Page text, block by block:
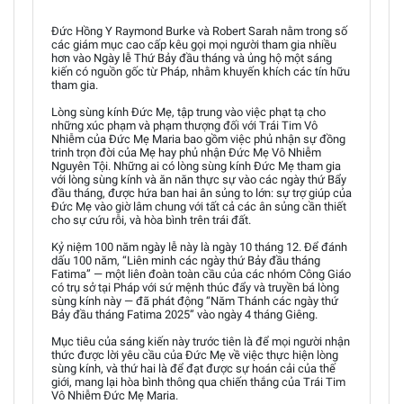
Đức Hồng Y Raymond Burke và Robert Sarah nằm trong số
các giám mục cao cấp kêu gọi mọi người tham gia nhiều
hơn vào Ngày lễ Thứ Bảy đầu tháng và ủng hộ một sáng
kiến có nguồn gốc từ Pháp, nhằm khuyến khích các tín hữu
tham gia.
Lòng sùng kính Đức Mẹ, tập trung vào việc phạt tạ cho
những xúc phạm và phạm thượng đối với Trái Tim Vô
Nhiễm của Đức Mẹ Maria bao gồm việc phủ nhận sự đồng
trinh trọn đời của Mẹ hay phủ nhận Đức Mẹ Vô Nhiễm
Nguyên Tội. Những ai có lòng sùng kính Đức Mẹ tham gia
với lòng sùng kính và ăn năn thực sự vào các ngày thứ Bẩy
đầu tháng, được hứa ban hai ân sủng to lớn: sự trợ giúp của
Đức Mẹ vào giờ lâm chung với tất cả các ân sủng cần thiết
cho sự cứu rỗi, và hòa bình trên trái đất.
Kỷ niệm 100 năm ngày lễ này là ngày 10 tháng 12. Để đánh
dấu 100 năm, “Liên minh các ngày thứ Bảy đầu tháng
Fatima” — một liên đoàn toàn cầu của các nhóm Công Giáo
có trụ sở tại Pháp với sứ mệnh thúc đẩy và truyền bá lòng
sùng kính này — đã phát động “Năm Thánh các ngày thứ
Bảy đầu tháng Fatima 2025” vào ngày 4 tháng Giêng.
Mục tiêu của sáng kiến này trước tiên là để mọi người nhận
thức được lời yêu cầu của Đức Mẹ về việc thực hiện lòng
sùng kính, và thứ hai là để đạt được sự hoán cải của thế
giới, mang lại hòa bình thông qua chiến thắng của Trái Tim
Vô Nhiễm Đức Mẹ Maria.